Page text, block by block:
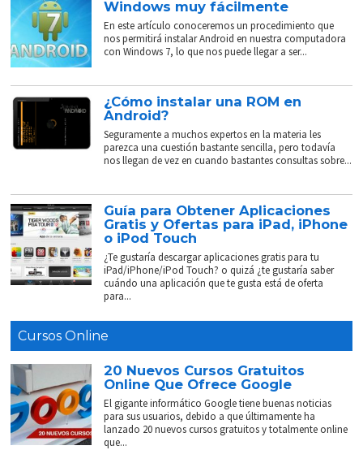
Windows muy fácilmente
En este artículo conoceremos un procedimiento que
nos permitirá instalar Android en nuestra computadora
con Windows 7, lo que nos puede llegar a ser...
¿Cómo instalar una ROM en
Android?
Seguramente a muchos expertos en la materia les
parezca una cuestión bastante sencilla, pero todavía
nos llegan de vez en cuando bastantes consultas sobre...
Guía para Obtener Aplicaciones
Gratis y Ofertas para iPad, iPhone
o iPod Touch
¿Te gustaría descargar aplicaciones gratis para tu
iPad/iPhone/iPod Touch? o quizá ¿te gustaría saber
cuándo una aplicación que te gusta está de oferta
para...
Cursos Online
20 Nuevos Cursos Gratuitos
Online Que Ofrece Google
El gigante informático Google tiene buenas noticias
para sus usuarios, debido a que últimamente ha
lanzado 20 nuevos cursos gratuitos y totalmente online
que...